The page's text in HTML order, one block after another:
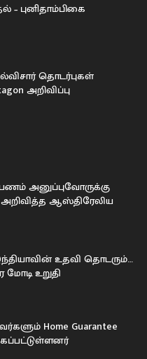
– புனிதாம்பிகை
தொடர்புகள்
அறிவிப்பு
அனுப்புவோருக்கு
ஆஸ்திரேலிய
உதவி தொடரும்…
மோடி உறுதி
Home Guarantee